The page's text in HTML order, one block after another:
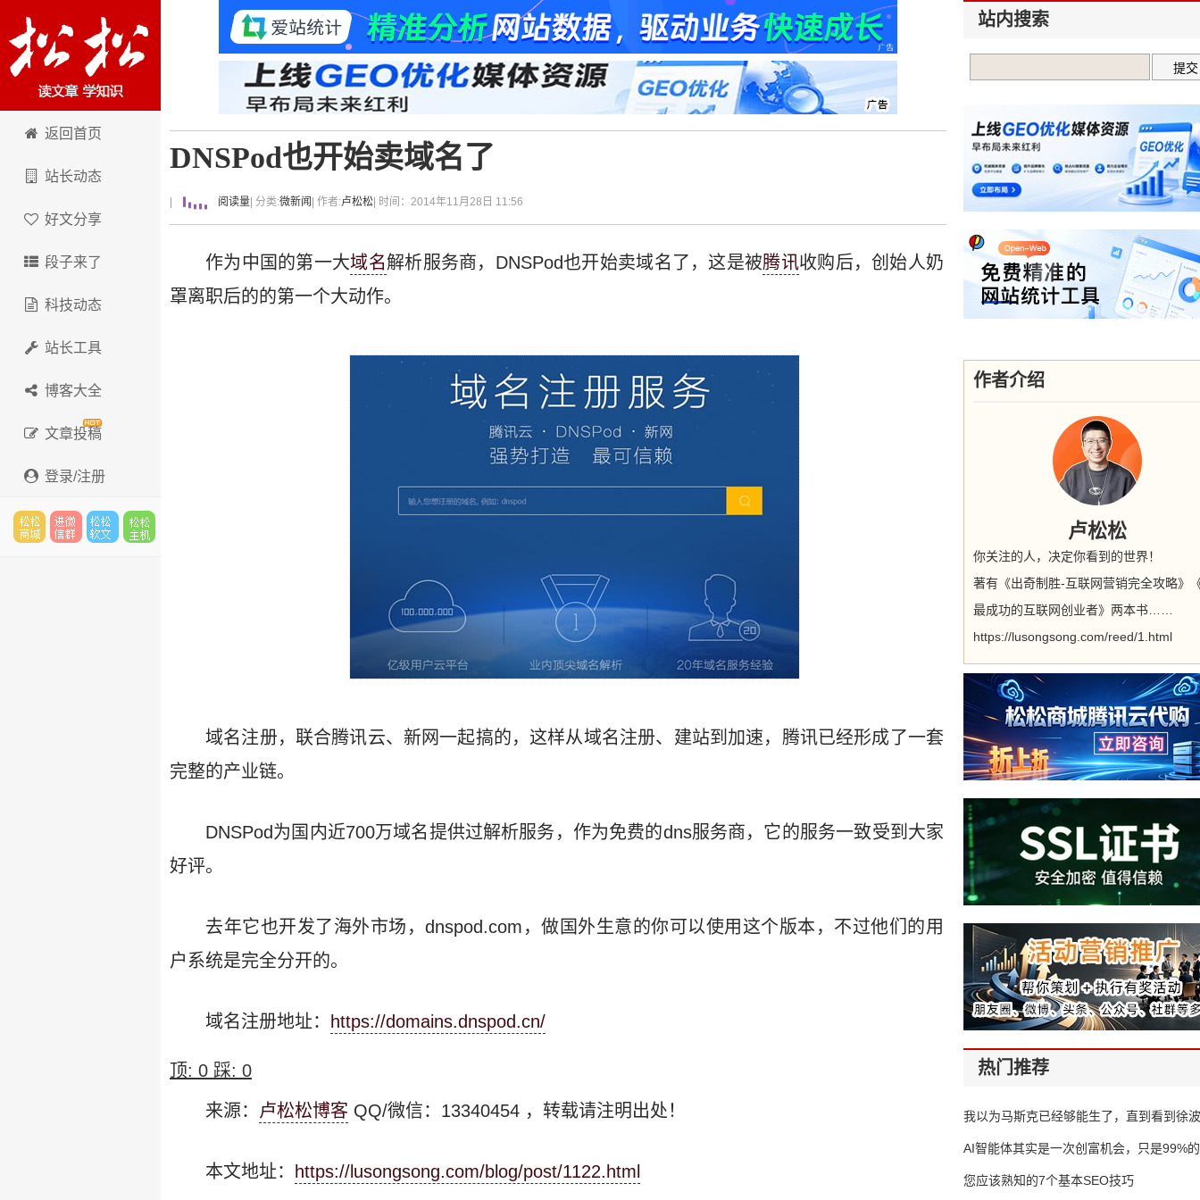
卢松松博客
返回首页
站长动态
好文分享
段子来了
科技动态
站长工具
博客大全
文章投稿
登录/注册
DNSPod也开始卖域名了
阅读量 | 分类:微新闻 | 作者:卢松松 | 时间：2014年11月28日 11:56
作为中国的第一大域名解析服务商，DNSPod也开始卖域名了，这是被腾讯收购后，创始人奶
罩离职后的的第一个大动作。
域名注册，联合腾讯云、新网一起搞的，这样从域名注册、建站到加速，腾讯已经形成了一套
完整的产业链。
DNSPod为国内近700万域名提供过解析服务，作为免费的dns服务商，它的服务一致受到大家
好评。
去年它也开发了海外市场，dnspod.com，做国外生意的你可以使用这个版本，不过他们的用
户系统是完全分开的。
域名注册地址： https://domains.dnspod.cn/
顶: 0 踩: 0
来源： 卢松松博客 QQ/微信：13340454 ，转载请注明出处！
本文地址： https://lusongsong.com/blog/post/1122.html
站内搜索
作者介绍
卢松松
你关注的人，决定你看到的世界！
著有《出奇制胜-互联网营销完全攻略》
最成功的互联网创业者》两本书……
https://lusongsong.com/reed/1.html
热门推荐
我以为马斯克已经够能生了，直到看到
AI智能体其实是一次创富机会，只是99%
错过了
您应该熟知的7个基本SEO技巧